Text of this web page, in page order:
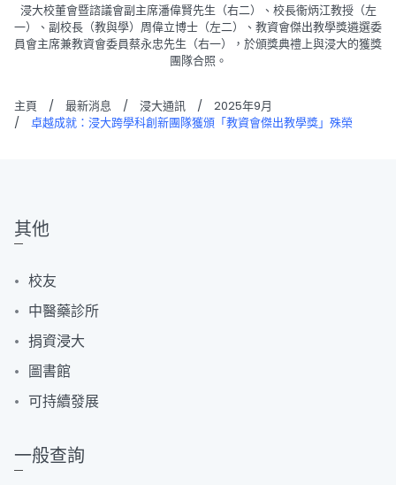
浸大校董會暨諮議會副主席潘偉賢先生（右二）、校長衞炳江教授（左
一）、副校長（教與學）周偉立博士（左二）、教資會傑出教學獎遴選委
員會主席兼教資會委員蔡永忠先生（右一），於頒獎典禮上與浸大的獲獎
團隊合照。
主頁 / 最新消息 / 浸大通訊 /
2025年9月
/
卓越成就：浸大跨學科創新團隊獲頒「教資會傑出教學獎」殊榮
其他
校友
中醫藥診所
捐資浸大
圖書館
可持續發展
一般查詢